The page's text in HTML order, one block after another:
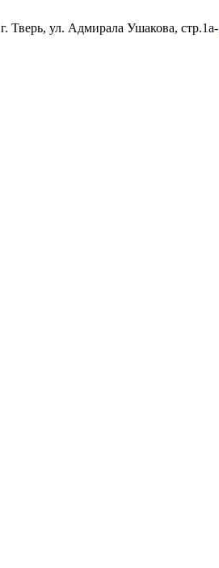
г. Тверь, ул. Адмирала Ушакова, стр.1а-